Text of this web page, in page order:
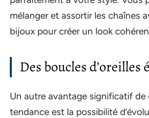
mélanger et assortir les chaînes
bijoux pour créer un look
Des boucles d’oreilles
Un autre avantage significatif de
tendance est la possibilité